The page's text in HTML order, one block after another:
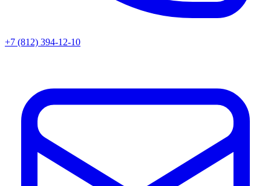
+7 (812) 394-12-10